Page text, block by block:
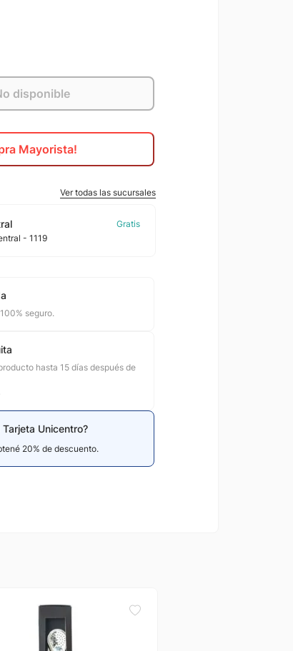
disponible
Mayorista!
Ver todas las sucursales
- 1119
seguro.
hasta 15 días después de
Unicentro?
20% de descuento.